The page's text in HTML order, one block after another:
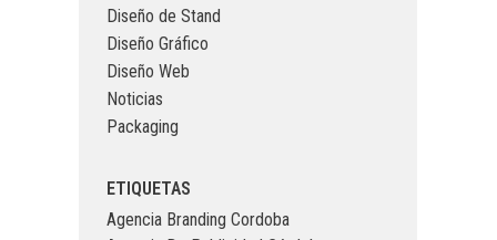
Diseño de Stand
Diseño Gráfico
Diseño Web
Noticias
Packaging
ETIQUETAS
Agencia Branding Cordoba